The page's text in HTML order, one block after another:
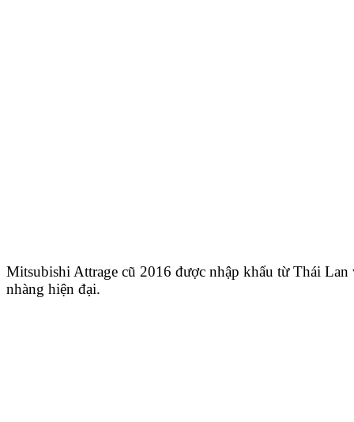
Mitsubishi Attrage cũ 2016 được nhập khẩu từ Thái Lan
nhàng hiện đại.